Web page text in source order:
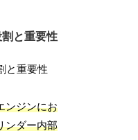
と重要性
ンジンにお
ンダー内部